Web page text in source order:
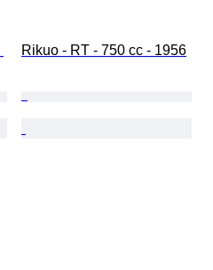
Rikuo - RT - 750 cc - 1956